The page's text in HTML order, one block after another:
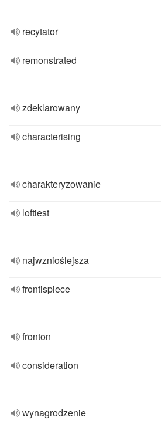
recytator
remonstrated
zdeklarowany
characterising
charakteryzowanie
loftiest
najwznioślejsza
frontispiece
fronton
consideration
wynagrodzenie